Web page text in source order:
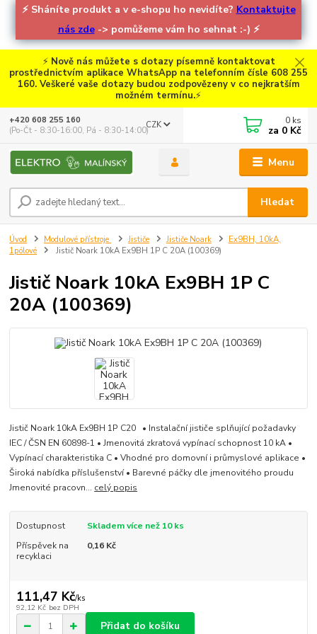
⚡ Sháníte produkt a v e-shopu ho nevidíte? Kontaktujte
nás zde-> pomůžeme vám ho sehnat :-) ⚡
⚡ Nově nás můžete s dotazy písemně kontaktovat
prostřednictvím aplikace WhatsApp na telefonním čísle 608 255
160. Veškeré vaše dotazy budou zodpovězeny v co nejkratším
možném termínu.⚡
Menu
CZK
Hledat
+420 608 255 160
(Po-Čt - 8:30-16:00, Pá - 8:30-14:00)
0 ks
za 0 Kč
Úvod Modulové přístroje Jističe Jističe Noark
Ex9BH, 10kA,
1pólové
Jistič Noark 10kA Ex9BH 1P C 20A (100369)
Jistič Noark 10kA Ex9BH 1P C
20A (100369)
Jistič Noark 10kA Ex9BH 1P C20 • Instalační jističe splňující požadavky
IEC / ČSN EN 60898-1 • Jmenovitá zkratová vypínací schopnost 10 kA •
Vypínací charakteristika C • Vhodné pro domovní i průmyslové aplikace •
Široká nabídka příslušenství • Barevné páčky dle jmenovitého proudu
Jmenovité pracovn... celý popis
Dostupnost
Skladem více než 10 ks
Příspěvek na
recyklaci
0,16 Kč
111,47 Kč/ks
92,12 Kč bez DPH
Přidat do košíku